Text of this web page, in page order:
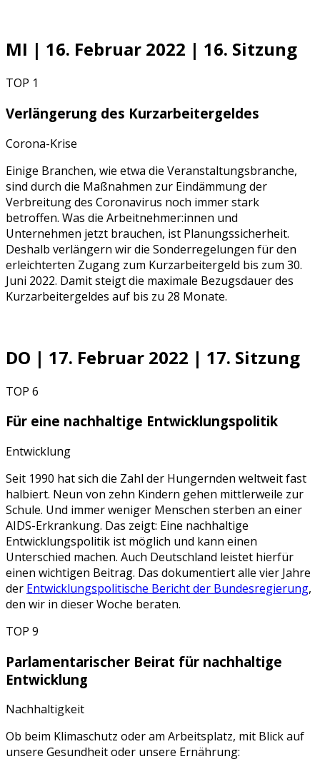
MI | 16. Februar 2022 | 16. Sitzung
TOP 1
Verlängerung des Kurzarbeitergeldes
Corona-Krise
Einige Branchen, wie etwa die Veranstaltungsbranche,
sind durch die Maßnahmen zur Eindämmung der
Verbreitung des Coronavirus noch immer stark
betroffen. Was die Arbeitnehmer:innen und
Unternehmen jetzt brauchen, ist Planungssicherheit.
Deshalb verlängern wir die Sonderregelungen für den
erleichterten Zugang zum Kurzarbeitergeld bis zum 30.
Juni 2022. Damit steigt die maximale Bezugsdauer des
Kurzarbeitergeldes auf bis zu 28 Monate.
DO | 17. Februar 2022 | 17. Sitzung
TOP 6
Für eine nachhaltige Entwicklungspolitik
Entwicklung
Seit 1990 hat sich die Zahl der Hungernden weltweit fast
halbiert. Neun von zehn Kindern gehen mittlerweile zur
Schule. Und immer weniger Menschen sterben an einer
AIDS-Erkrankung. Das zeigt: Eine nachhaltige
Entwicklungspolitik ist möglich und kann einen
Unterschied machen. Auch Deutschland leistet hierfür
einen wichtigen Beitrag. Das dokumentiert alle vier Jahre
der Entwicklungspolitische Bericht der Bundesregierung,
den wir in dieser Woche beraten.
TOP 9
Parlamentarischer Beirat für nachhaltige
Entwicklung
Nachhaltigkeit
Ob beim Klimaschutz oder am Arbeitsplatz, mit Blick auf
unsere Gesundheit oder unsere Ernährung: